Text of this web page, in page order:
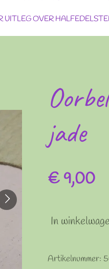
UITLEG OVER
jade
€ 9,00
In
Artikelnummer: